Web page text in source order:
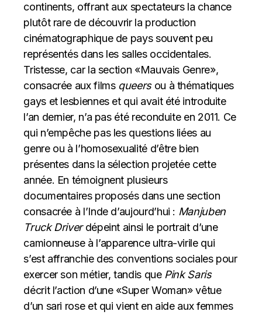
continents, offrant aux spectateurs la chance
plutôt rare de découvrir la production
cinématographique de pays souvent peu
représentés dans les salles occidentales.
Tristesse, car la section «Mauvais Genre»,
consacrée aux films queersou à thématiques
gays et lesbiennes et qui avait été introduite
l’an dernier, n’a pas été reconduite en 2011. Ce
qui n’empêche pas les questions liées au
genre ou à l’homosexualité d’être bien
présentes dans la sélection projetée cette
année. En témoignent plusieurs
documentaires proposés dans une section
consacrée à l’Inde d’aujourd’hui : Manjuben
Truck Driverdépeint ainsi le portrait d’une
camionneuse à l’apparence ultra-virile qui
s’est affranchie des conventions sociales pour
exercer son métier, tandis que Pink Saris
décrit l’action d’une «Super Woman» vêtue
d’un sari rose et qui vient en aide aux femmes